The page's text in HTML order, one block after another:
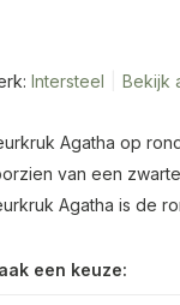
Intersteel Bekijk
Agatha op
van een
Agatha is de
een keuze: